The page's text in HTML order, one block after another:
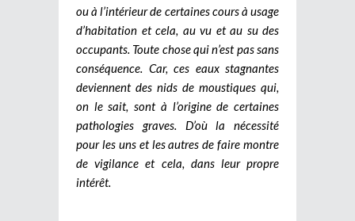
ou à l’intérieur de certaines cours à usage
d’habitation et cela, au vu et au su des
occupants. Toute chose qui n’est pas sans
conséquence. Car, ces eaux stagnantes
deviennent des nids de moustiques qui,
on le sait, sont à l’origine de certaines
pathologies graves. D’où la nécessité
pour les uns et les autres de faire montre
de vigilance et cela, dans leur propre
intérêt.